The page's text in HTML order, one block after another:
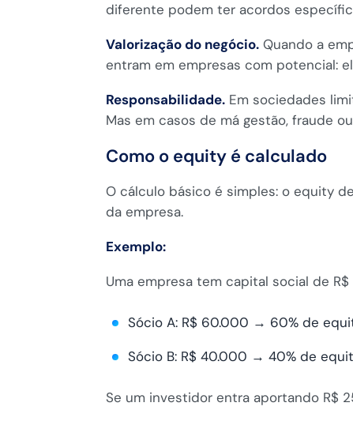
diferente podem ter acordos
Valorização do negócio. Quando a
entram em empresas com potencial:
Responsabilidade. Em sociedades
Mas em casos de má gestão, fraude
Como o equity é calculado
O cálculo básico é simples: o equity
da empresa.
Exemplo:
Uma empresa tem capital social de
Sócio A: R$ 60.000 → 60% de
Sócio B: R$ 40.000 → 40% de
Se um investidor entra aportando R$